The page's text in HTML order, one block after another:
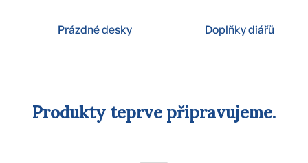
Prázdné desky Doplňky diářů
Produkty teprve připravujeme.